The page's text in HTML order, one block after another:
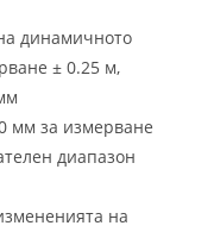
динамичното
± 0.25 м,
мм за измерване
диапазон
на